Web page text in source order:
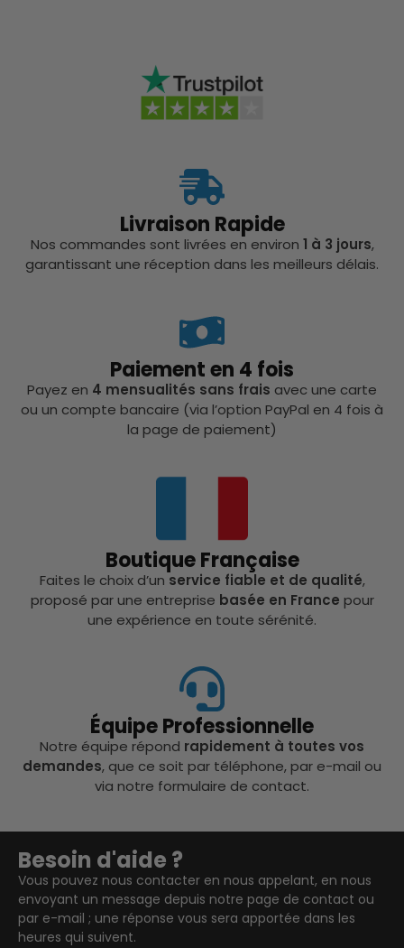
Livraison Rapide
Nos commandes sont livrées en environ 1 à 3 jours,
garantissant une réception dans les meilleurs délais.
Paiement en 4 fois
Payez en 4 mensualités sans frais avec une carte
ou un compte bancaire (via l’option PayPal en 4 fois à
la page de paiement)
Boutique Française
Faites le choix d’un service fiable et de qualité,
proposé par une entreprise basée en France pour
une expérience en toute sérénité.
Équipe Professionnelle
Notre équipe répond rapidement à toutes vos
demandes, que ce soit par téléphone, par e-mail ou
via notre formulaire de contact.
Besoin d'aide ?
Vous pouvez nous contacter en nous appelant, en nous
envoyant un message depuis notre page de contact ou
par e-mail ; une réponse vous sera apportée dans les
heures qui suivent.